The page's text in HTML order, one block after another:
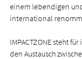
einem lebendigen
international
IMPACTZONE steht
den Austausch